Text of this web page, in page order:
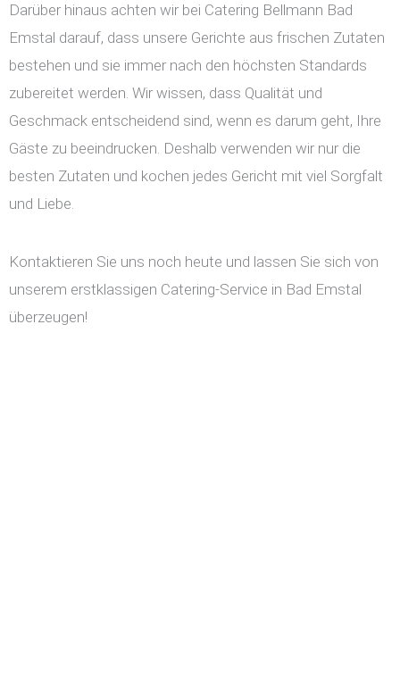
Darüber hinaus achten wir bei Catering Bellmann Bad
Emstal darauf, dass unsere Gerichte aus frischen Zutaten
bestehen und sie immer nach den höchsten Standards
zubereitet werden. Wir wissen, dass Qualität und
Geschmack entscheidend sind, wenn es darum geht, Ihre
Gäste zu beeindrucken. Deshalb verwenden wir nur die
besten Zutaten und kochen jedes Gericht mit viel Sorgfalt
und Liebe.
Kontaktieren Sie uns noch heute und lassen Sie sich von
unserem erstklassigen Catering-Service in Bad Emstal
überzeugen!